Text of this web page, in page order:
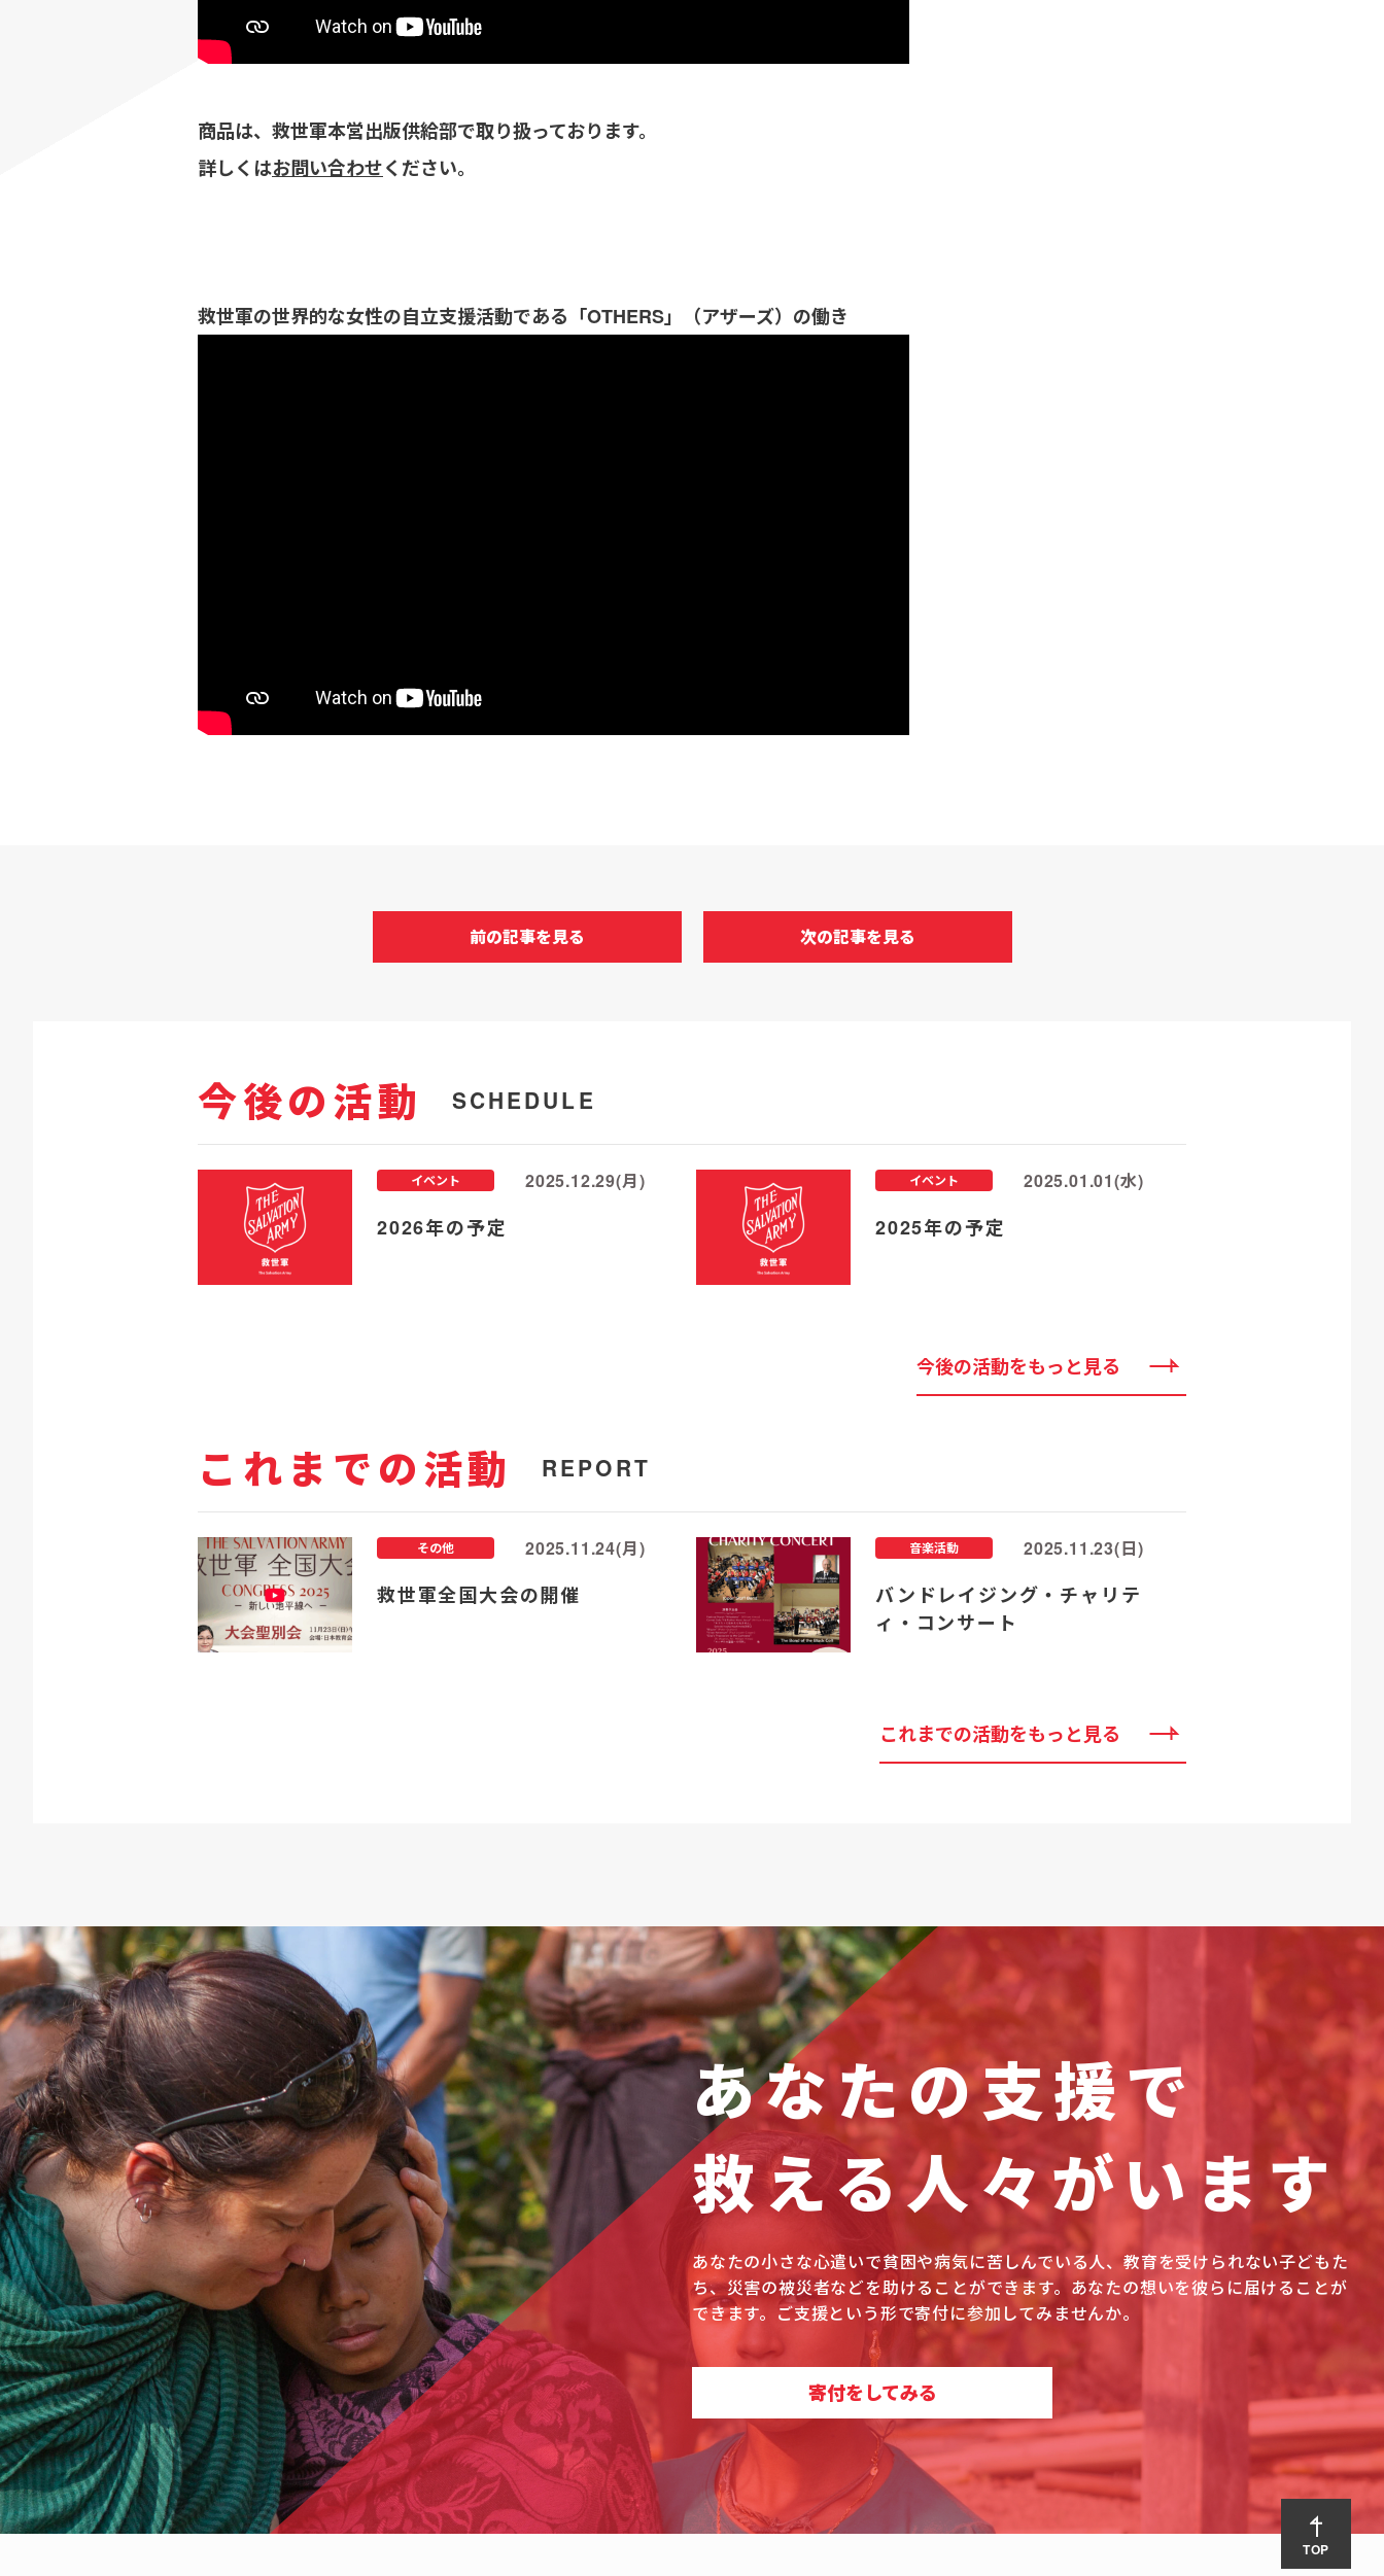
商品は、救世軍本営出版供給部で取り扱っております。
詳しくはお問い合わせください。
救世軍の世界的な女性の自立支援活動である「OTHERS」（アザーズ）の働き
前の記事を見る 次の記事を見る
今後の活動 SCHEDULE
2026年の予定
イベント 2025.12.29(月)
2025年の予定
イベント 2025.01.01(水)
今後の活動をもっと見る
これまでの活動 REPORT
救世軍全国大会の開催
その他 2025.11.24(月)
バンドレイジング・チャリテ
ィ・コンサート
音楽活動 2025.11.23(日)
これまでの活動をもっと見る
あなたの支援で
救える人々がいます
あなたの小さな心遣いで貧困や病気に苦しんでいる人、教育を受けられない子どもた
ち、災害の被災者などを助けることができます。あなたの想いを彼らに届けることが
できます。ご支援という形で寄付に参加してみませんか。
寄付をしてみる
TOP